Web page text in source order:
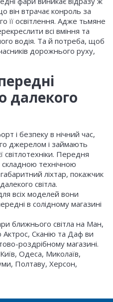
він втрачає конроль за
її освітлення. Адже тьмяне
всі вміння та
водія. Та й потреба, щоб
дорожнього руху,
далекого
і безпеку в нічний час,
джерелом і займають
світлотехніки. Передня
технічною
ліхтар, покажчик
світла.
всіх моделей вони
в солідному магазині
ближнього світла на Ман,
Сканію та Даф ви
роздрібному магазині.
Одеса, Миколаїв,
Полтаву, Херсон,